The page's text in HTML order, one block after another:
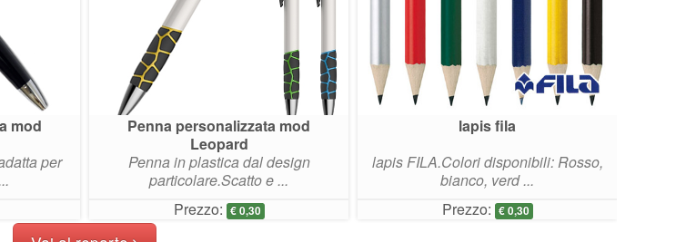
mod
per
Penna personalizzata mod
Leopard
Penna in plastica dal design
particolare.Scatto e ...
Prezzo: € 0,30
lapis fila
lapis FILA.Colori disponibili: Rosso,
bianco, verd ...
Prezzo: € 0,30